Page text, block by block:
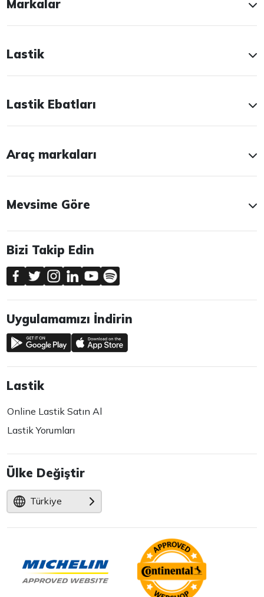
Markalar
Lastik
Lastik Ebatları
Araç markaları
Mevsime Göre
Bizi Takip Edin
Uygulamamızı İndirin
Lastik
Online Lastik Satın Al
Lastik Yorumları
Ülke Değiştir
Türkiye